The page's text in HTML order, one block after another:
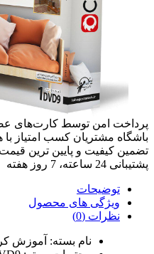
پرداخت امن توسط کارت‌های
باشگاه مشتریان کسب امتیاز با
تضمین کیفیت و پایین ترین قیمت
پشتیبانی 24 ساعته، 7 روز هفته
توضیحات
ویژگی های محصول
نظرات (0)
نام بسته: آموزش